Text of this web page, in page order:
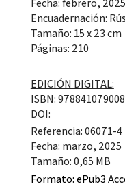
Encuadernación:
Tamaño: 15 x 23 cm
Páginas: 210
EDICIÓN DIGITAL:
ISBN:
DOI:
Referencia: 06071-4
Fecha: marzo, 2025
Tamaño: 0,65 MB
Formato:ePub3